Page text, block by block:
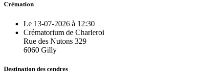
Crémation
Le 13-07-2026 à 12:30
Crématorium de Charleroi
Rue des Nutons 329
6060 Gilly
Destination des cendres